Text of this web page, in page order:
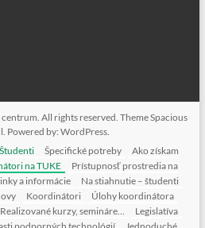
centrum. All rights reserved. ThemeSpacious
Powered by: WordPress.
Študenti Špecifické potreby
Ako získam
na TUKE
Prístupnosť prostredia na
a informácie
Na stiahnutie – študenti
Koordinátori
Úlohy koordinátora
Realizované kurzy, semináre…
Legislatíva